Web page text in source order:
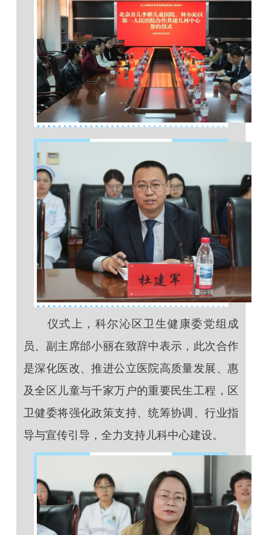
仪式上，科尔沁区卫生健康委党组成
员、副主席邰小丽在致辞中表示，此次合作
是深化医改、推进公立医院高质量发展、惠
及全区儿童与千家万户的重要民生工程，区
卫健委将强化政策支持、统筹协调、行业指
导与宣传引导，全力支持儿科中心建设。